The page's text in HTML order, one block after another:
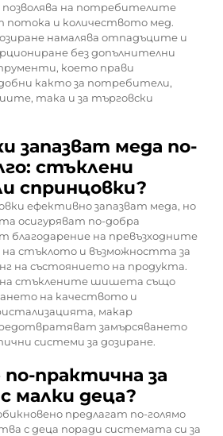
на потребителите
потока и количеството мед.
намалява отпадъците и
без допълнителни
което прави
както за потребители,
така и за търговски
запазват меда по-
стъклени
спринцовки?
ефективно запазват меда, но
осигуряват по-добра
благодарение на превъзходните
стъклото и възможността за
на състоянието на продукта.
стъклените шишета също
на качеството и
макар
замърсяването
системи за дозиране.
по-практична за
малки деца?
предлагат по-голямо
с деца поради системата си за